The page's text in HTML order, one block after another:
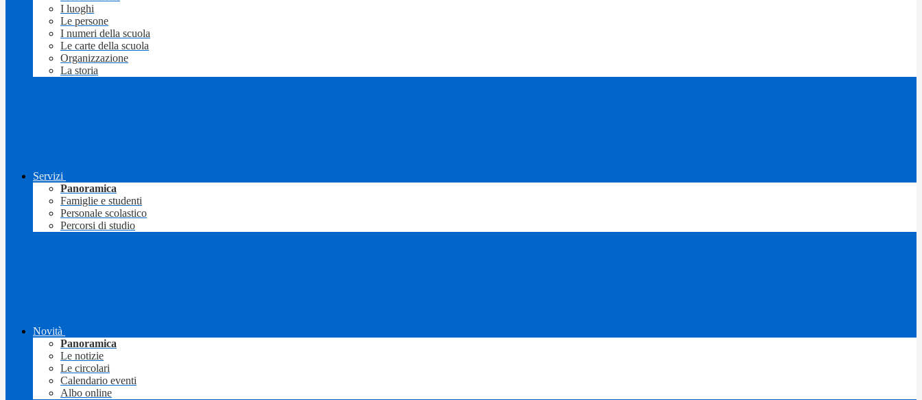
I luoghi
Le persone
I numeri della scuola
Le carte della scuola
Organizzazione
La storia
Servizi
Panoramica
Famiglie e studenti
Personale scolastico
Percorsi di studio
Novità
Panoramica
Le notizie
Le circolari
Calendario eventi
Albo online